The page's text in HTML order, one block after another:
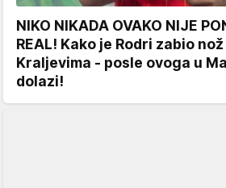
NIKO NIKADA OVAKO NIJE
REAL! Kako je Rodri zabio
Kraljevima - posle ovoga u
dolazi!